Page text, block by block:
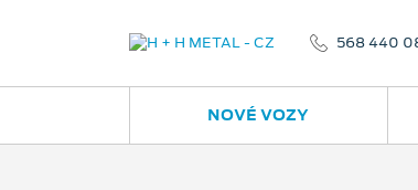
568 440
NOVÉ VOZY